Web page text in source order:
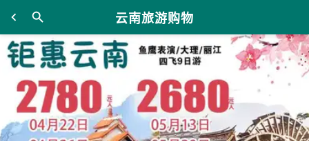
云南旅游购物